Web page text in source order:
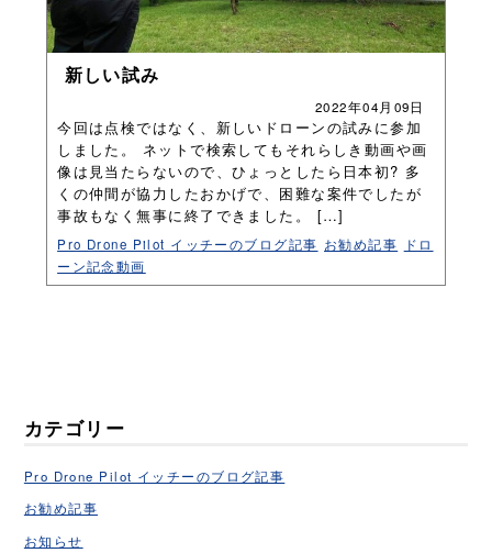
新しい試み
2022年04月09日
今回は点検ではなく、新しいドローンの試みに参加
しました。 ネットで検索してもそれらしき動画や画
像は見当たらないので、ひょっとしたら日本初? 多
くの仲間が協力したおかげで、困難な案件でしたが
事故もなく無事に終了できました。 […]
Pro Drone Pilot イッチーのブログ記事 お勧め記事
ドロ
ーン記念動画
カテゴリー
Pro Drone Pilot イッチーのブログ記事
お勧め記事
お知らせ